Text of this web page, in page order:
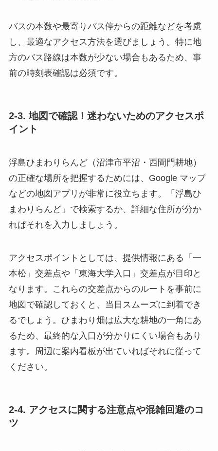
バスの本数や最寄りバス停からの距離などを考慮
し、最適なアクセス方法を選びましょう。特に地
方のバス路線は本数が少ない場合もあるため、事
前の時刻表確認は必須です。
2-3. 地図で確認！迷わないためのアクセスポ
イント
浮島ひまわりらんど（沼津市平沼・西間門耕地）
の正確な場所を把握するためには、Google マップ
などの地図アプリが非常に役立ちます。「浮島ひ
まわりらんど」で検索するか、詳細な住所が分か
ればそれを入力しましょう。
アクセスポイントとしては、提供情報にある「一
本松」交差点や「東海大学入口」交差点が目印と
なります。これらの交差点からのルートを事前に
地図で確認しておくと、当日スムーズに到着でき
るでしょう。ひまわり畑は広大な耕地の一角にあ
るため、最終的な入口が分かりにくい場合もあり
ます。周辺に案内看板が出ていればそれに従って
ください。
2-4. アクセスに関する注意点や混雑回避のコ
ツ